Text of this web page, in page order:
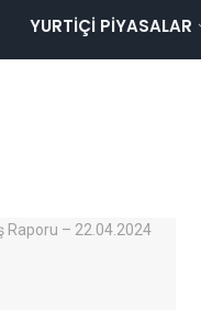
YURTIÇI PIYASALAR